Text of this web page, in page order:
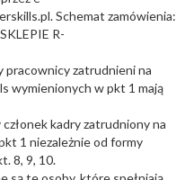
Schemat zamówienia:
R-
pracownicy zatrudnieni na
wymienionych w pkt 1 mają
kadry zatrudniony na
1 niezależnie od formy
8, 9, 10.